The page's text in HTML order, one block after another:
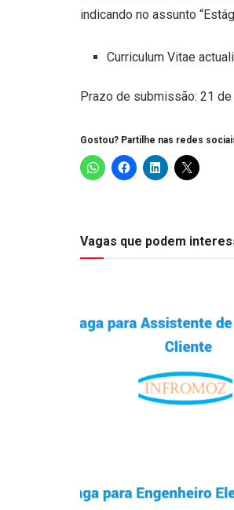
indicando no assunto
Curriculum Vitae
Prazo de submissão: 21
Gostou? Partilhe nas redes
Vagas que podem